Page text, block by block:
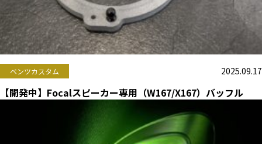
ベンツカスタム 2025.09.17
【開発中】Focalスピーカー専用（W167/X167）バッフル